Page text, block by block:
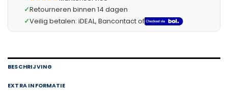
✓Retourneren binnen 14 dagen
✓Veilig betalen: iDEAL, Bancontact of
BESCHRIJVING
EXTRA INFORMATIE